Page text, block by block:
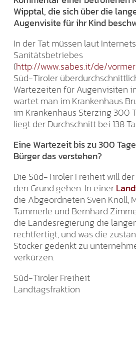
Wipptal, die sich über die
Augenvisite für ihr Kind
In der Tat müssen laut
Sanitätsbetriebes
(http://www.sabes.it/de/
Süd-Tiroler
Wartezeiten für Augenvisiten
wartet man im Krankenhaus
im Krankenhaus Sterzing 300
liegt der Durchschnitt bei 138
Eine Wartezeit bis zu 300
Bürger das verstehen?
Die Süd-Tiroler Freiheit will
den Grund gehen. In einer
die Abgeordneten Sven Knoll,
Tammerle und Bernhard
die Landesregierung die
rechtfertigt, und was die
Stocker gedenkt zu
verkürzen.
Süd-Tiroler Freiheit
Landtagsfraktion